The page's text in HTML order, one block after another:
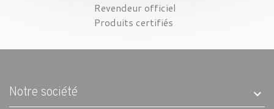
Revendeur officiel
Produits certifiés
Notre société